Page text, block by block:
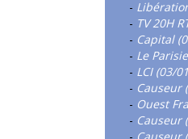
-
- TV 20H
- Capital
- Le
- LCI (03/
- Causeur
- Ouest
- Causeur